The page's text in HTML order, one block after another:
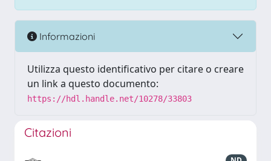
Informazioni
Utilizza questo identificativo per citare o creare
un link a questo documento:
https://hdl.handle.net/10278/33803
Citazioni